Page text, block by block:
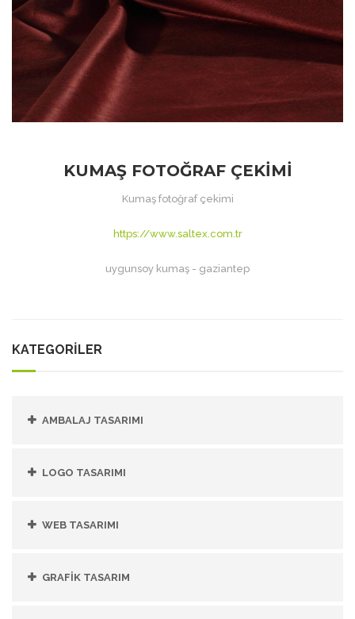
KUMAŞ FOTOĞRAF ÇEKIMI
Kumaş fotoğraf çekimi
https://www.saltex.com.tr
uygunsoy kumaş - gaziantep
KATEGORİLER
AMBALAJ TASARIMI
LOGO TASARIMI
WEB TASARIMI
GRAFIK TASARIM